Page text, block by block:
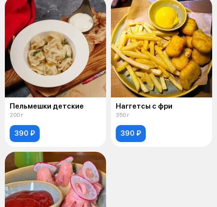
Пельмешки детские
200 г
390 ₽
Наггетсы с фри
350 г
390 ₽